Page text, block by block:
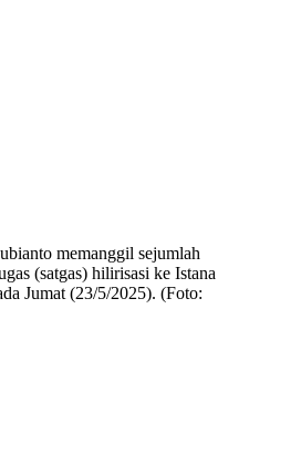
memanggil sejumlah
(satgas) hilirisasi ke Istana
Jumat (23/5/2025). (Foto: